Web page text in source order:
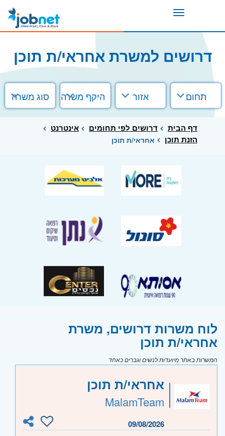
Toggle
דרושים למשרת אחראי/ת תוכן
תחום אזור היקף משרה סוג משרה
דף הבית דרושים לפי תחומים
אינטרנט
הזנת תוכן
אחראי/ת תוכן
לוח משרות דרושים, משרת
אחראי/ת תוכן
המשרות באתר מיועדות לנשים וגברים כאחד
אחראי/ת תוכן
MalamTeam
09/08/2026